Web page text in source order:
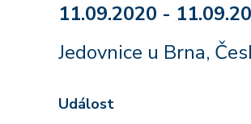
11.09.2020 -
Jedovnice u Brna,
Událost